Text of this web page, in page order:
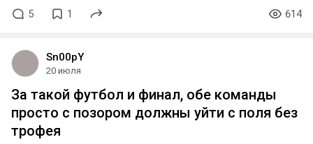
5 1 614
Sn00pY
20 июля
За такой футбол и финал, обе команды
просто с позором должны уйти с поля без
трофея